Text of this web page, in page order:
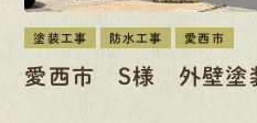
塗装工事 防水工事 愛西市
愛西市 S様 外壁塗